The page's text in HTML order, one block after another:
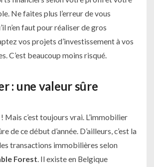
Ne faites plus l’erreur de vous
n’en faut pour réaliser de gros
vos projets d’investissement à vos
C’est beaucoup moins risqué.
: une valeur sûre
Mais c’est toujours vrai. L’immobilier
de ce début d’année. D’ailleurs, c’est la
transactions immobilières selon
Forest . Il existe en Belgique